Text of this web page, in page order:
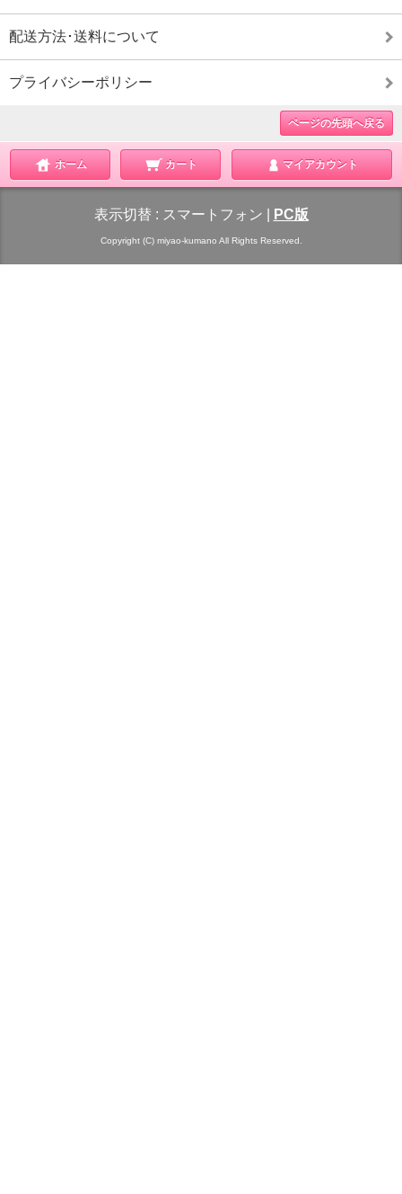
配送方法･送料について
プライバシーポリシー
ページの先頭へ戻る
ホーム カート マイアカウント
表示切替 : スマートフォン PC版
Copyright (C) miyao-kumano All Rights Reserved.